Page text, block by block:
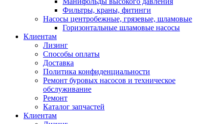
Фильтры, краны, фитинги
Насосы центробежные, грязевые, шламовые
Горизонтальные шламовые насосы
Клиентам
Лизинг
Способы оплаты
Доставка
Политика конфиденциальности
Ремонт буровых насосов и техническое
обслуживание
Ремонт
Каталог запчастей
Клиентам